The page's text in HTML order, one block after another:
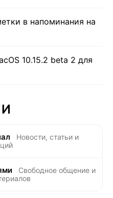
в напоминания на
10.15.2 beta 2 для
Новости, статьи и
Свободное общение и